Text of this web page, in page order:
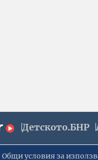
Детското.БНР
Общи условия за